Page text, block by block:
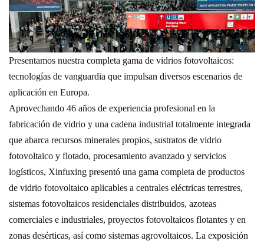
Presentamos nuestra completa gama de vidrios fotovoltaicos:
tecnologías de vanguardia que impulsan diversos escenarios de
aplicación en Europa.
Aprovechando 46 años de experiencia profesional en la
fabricación de vidrio y una cadena industrial totalmente integrada
que abarca recursos minerales propios, sustratos de vidrio
fotovoltaico y flotado, procesamiento avanzado y servicios
logísticos, Xinfuxing presentó una gama completa de productos
de vidrio fotovoltaico aplicables a centrales eléctricas terrestres,
sistemas fotovoltaicos residenciales distribuidos, azoteas
comerciales e industriales, proyectos fotovoltaicos flotantes y en
zonas desérticas, así como sistemas agrovoltaicos. La exposición